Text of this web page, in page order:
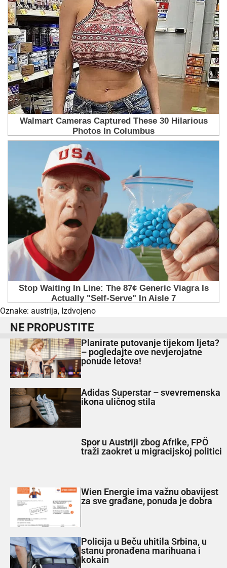
Oznake: austrija, Izdvojeno
NE PROPUSTITE
Planirate putovanje tijekom ljeta?
– pogledajte ove nevjerojatne
ponude letova!
Adidas Superstar – svevremenska
ikona uličnog stila
Spor u Austriji zbog Afrike, FPÖ
traži zaokret u migracijskoj politici
Wien Energie ima važnu obavijest
za sve građane, ponuda je dobra
Policija u Beču uhitila Srbina, u
stanu pronađena marihuana i
kokain